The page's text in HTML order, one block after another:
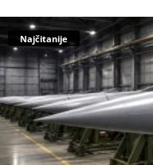
Najčitanije